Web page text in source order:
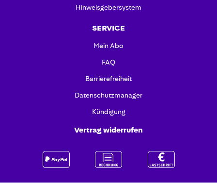
Hinweisgebersystem
SERVICE
Mein Abo
FAQ
Barrierefreiheit
Datenschutzmanager
Kündigung
Vertrag widerrufen